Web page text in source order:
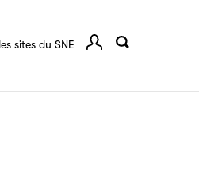
sites du SNE
acteurs de la